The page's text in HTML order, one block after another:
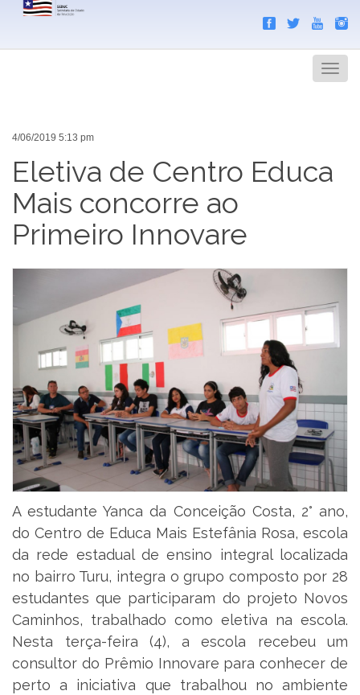
Menu
4/06/2019 5:13 pm
Eletiva de Centro Educa
Mais concorre ao
Primeiro Innovare
A estudante Yanca da Conceição Costa, 2° ano,
do Centro de Educa Mais Estefânia Rosa, escola
da rede estadual de ensino integral localizada
no bairro Turu, integra o grupo composto por 28
estudantes que participaram do projeto Novos
Caminhos, trabalhado como eletiva na escola.
Nesta terça-feira (4), a escola recebeu um
consultor do Prêmio Innovare para conhecer de
perto a iniciativa que trabalhou no ambiente